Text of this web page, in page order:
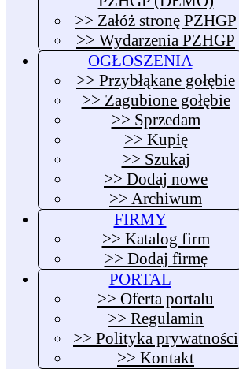
>> Załóż stronę PZHGP
>> Wydarzenia PZHGP
OGŁOSZENIA
>> Przybłąkane gołębie
>> Zagubione gołębie
>> Sprzedam
>> Kupię
>> Szukaj
>> Dodaj nowe
>> Archiwum
FIRMY
>> Katalog firm
>> Dodaj firmę
PORTAL
>> Oferta portalu
>> Regulamin
>> Polityka prywatności
>> Kontakt